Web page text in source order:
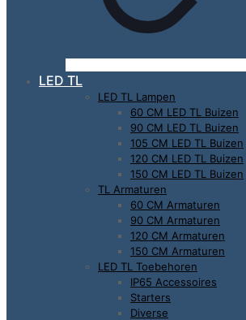
LED TL
LED TL Lampen
60 CM LED TL Buizen
90 CM LED TL Buizen
105 CM LED TL Buizen
120 CM LED TL Buizen
150 CM LED TL Buizen
TL Armaturen
60 CM Armaturen
90 CM Armaturen
120 CM Armaturen
150 CM Armaturen
LED TL Toebehoren
IP65 Accessoires
Starters
Diverse